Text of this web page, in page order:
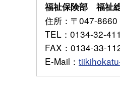
福祉保険部 福祉
住所 ：〒047-
TEL ：0134-32-
FAX ：0134-33-
E-Mail ：